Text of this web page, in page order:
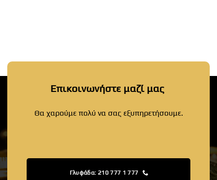
Επικοινωνήστε μαζί μας
Θα χαρούμε πολύ να σας εξυπηρετήσουμε.
Γλυφάδα: 210 777 1 777